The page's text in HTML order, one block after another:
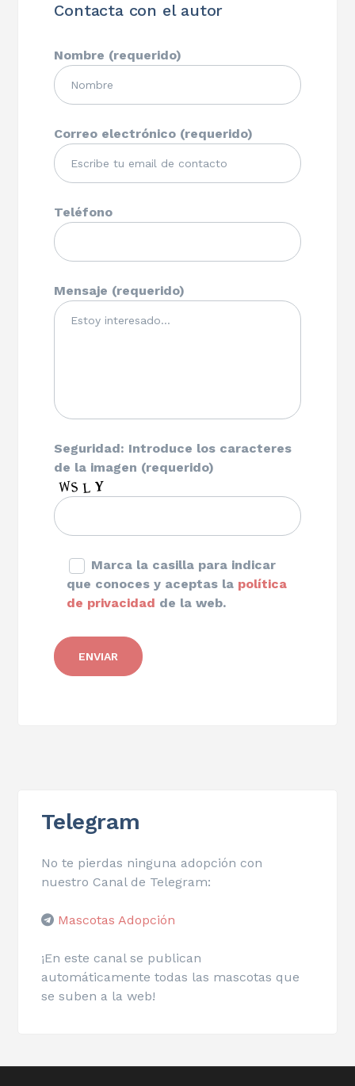
Contacta con el autor
Nombre (requerido)
Correo electrónico (requerido)
Teléfono
Mensaje (requerido)
Seguridad: Introduce los caracteres
de la imagen (requerido)
Marca la casilla para indicar
que conoces y aceptas la política
de privacidad de la web.
Telegram
No te pierdas ninguna adopción con
nuestro Canal de Telegram:
Mascotas Adopción
¡En este canal se publican
automáticamente todas las mascotas que
se suben a la web!